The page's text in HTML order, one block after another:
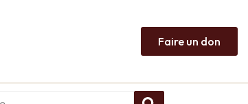
Faire un don